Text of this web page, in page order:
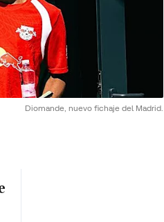
Diomande, nuevo fichaje del Madrid.